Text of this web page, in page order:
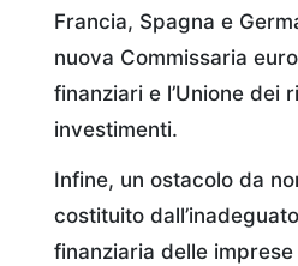
Francia, Spagna e
nuova Commissaria
finanziari e l’Unione dei
investimenti.
Infine, un ostacolo da
costituito
finanziaria delle